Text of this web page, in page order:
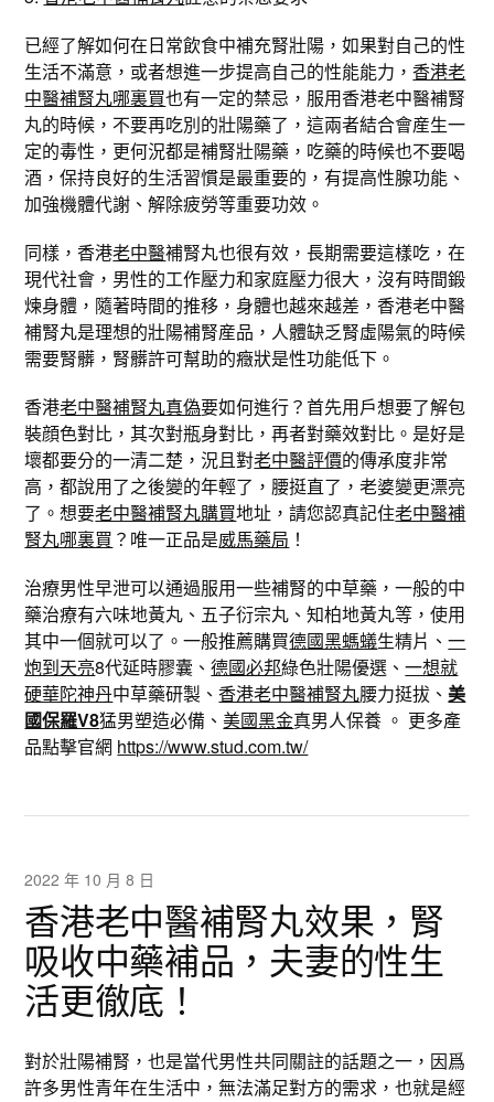
已經了解如何在日常飲食中補充腎壯陽，如果對自己的性
生活不滿意，或者想進一步提高自己的性能能力，香港老
中醫補腎丸哪裏買也有一定的禁忌，服用香港老中醫補腎
丸的時候，不要再吃別的壯陽藥了，這兩者結合會産生一
定的毒性，更何況都是補腎壯陽藥，吃藥的時候也不要喝
酒，保持良好的生活習慣是最重要的，有提高性腺功能、
加強機體代謝、解除疲勞等重要功效。
同樣，香港老中醫補腎丸也很有效，長期需要這樣吃，在
現代社會，男性的工作壓力和家庭壓力很大，沒有時間鍛
煉身體，隨著時間的推移，身體也越來越差，香港老中醫
補腎丸是理想的壯陽補腎産品，人體缺乏腎虛陽氣的時候
需要腎髒，腎髒許可幫助的癥狀是性功能低下。
香港老中醫補腎丸真偽要如何進行？首先用戶想要了解包
裝顔色對比，其次對瓶身對比，再者對藥效對比。是好是
壞都要分的一清二楚，況且對老中醫評價的傳承度非常
高，都說用了之後變的年輕了，腰挺直了，老婆變更漂亮
了。想要老中醫補腎丸購買地址，請您認真記住老中醫補
腎丸哪裏買 ？唯一正品是威馬藥局 ！
治療男性早泄可以通過服用一些補腎的中草藥，一般的中
藥治療有六味地黃丸、五子衍宗丸、知柏地黃丸等，使用
其中一個就可以了。一般推薦購買德國黑螞蟻生精片、一
炮到天亮8代延時膠囊、德國必邦綠色壯陽優選、一想就
硬華陀神丹中草藥研製、香港老中醫補腎丸腰力挺拔、美
國保羅V8猛男塑造必備、美國黑金真男人保養 。 更多產
品點擊官網 https://www.stud.com.tw/
2022 年 10 月 8 日
香港老中醫補腎丸效果，腎
吸收中藥補品，夫妻的性生
活更徹底！
對於壯陽補腎，也是當代男性共同關註的話題之一，因爲
許多男性青年在生活中，無法滿足對方的需求，也就是經